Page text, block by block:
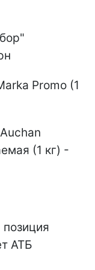
Promo (1
(1 кг) -
АТБ